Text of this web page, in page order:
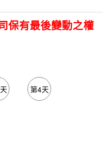
保有最後變動之權
第4天